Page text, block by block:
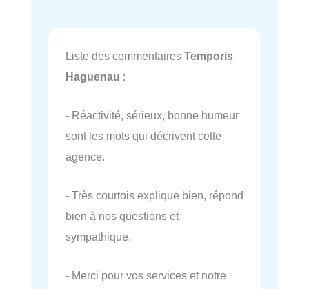
Liste des commentaires Temporis
Haguenau :
- Réactivité, sérieux, bonne humeur
sont les mots qui décrivent cette
agence.
- Très courtois explique bien, répond
bien à nos questions et
sympathique.
- Merci pour vos services et notre